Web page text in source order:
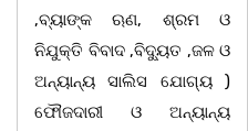
,ବ୍ୟାଙ୍କ ଋଣ, ଶ୍ରମ ଓ
ନିଯୁକ୍ତି ବିବାଦ ,ବିଦ୍ୟୁତ ,ଜଳ ଓ
ଅନ୍ୟାନ୍ୟ ସାଲିସ ଯୋଗ୍ୟ )
ଫୌଜଦାରୀ ଓ ଅନ୍ୟାନ୍ୟ